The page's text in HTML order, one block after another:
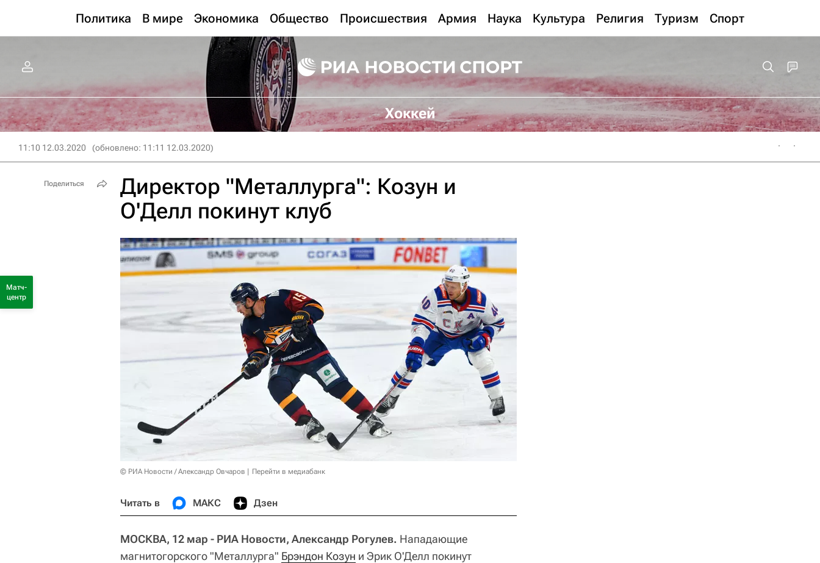
Политика В мире Экономика Общество Происшествия Армия Наука Культура Религия Туризм Спорт
Хоккей
11:10 12.03.2020 (обновлено: 11:11 12.03.2020)
Директор "Металлурга": Козун и
О'Делл покинут клуб
© РИА Новости / Александр Овчаров Перейти в медиабанк
Читать в МАКС Дзен
МОСКВА, 12 мар - РИА Новости, Александр Рогулев. Нападающие
магнитогорского "Металлурга" Брэндон Козун и Эрик О'Делл покинут
Поделиться
Матч-
центр